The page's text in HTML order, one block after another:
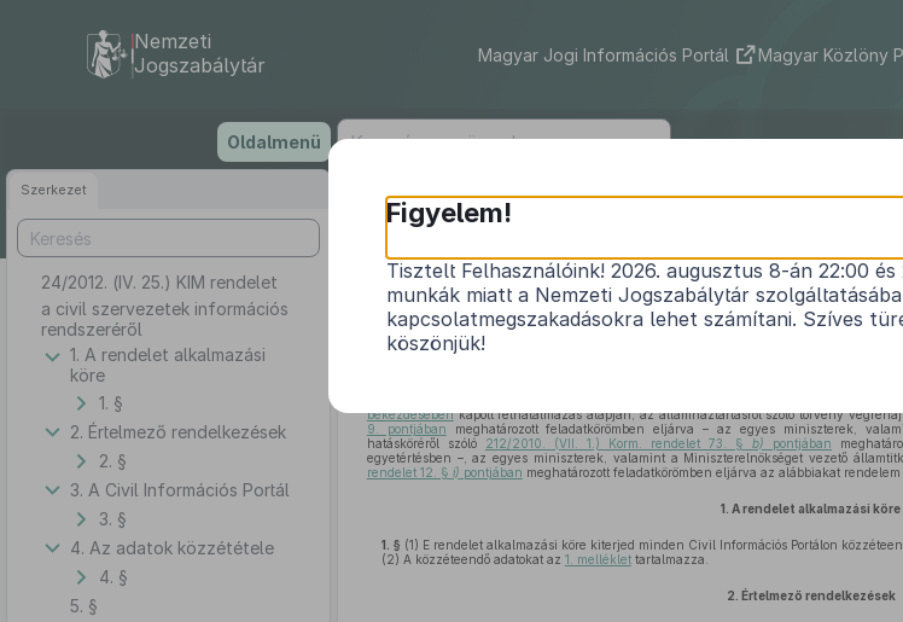
tartalomra
Nemzeti
Jogszabálytár
Magyar Jogi Információs Portál Magyar Közlöny
Oldalmenü
Szerkezet
24/2012. (IV. 25.) KIM rendelet
a civil szervezetek információs
rendszeréről
1. A rendelet alkalmazási
köre
1. §
2. Értelmező rendelkezések
2. §
3. A Civil Információs Portál
3. §
4. Az adatok közzététele
4. §
5. §
24/2012. (IV. 25.)
a civil szervezetek
Hatályos: 2018. 01. 01. –
bekezdésébenkapott felhatalmazás alapján, az államháztartásról szóló törvény
9. pontjában meghatározott feladatkörömben eljárva – az egyes miniszterek,
hatásköréről szóló 212/2010. (VII. 1.) Korm. rendelet 73. §b) pontjában
egyetértésben –, az egyes miniszterek, valamint a Miniszterelnökséget vezető
rendelet 12. § i) pontjában meghatározott feladatkörömben eljárva az alábbiakat rendelem
1. A rendelet alkalmazási köre
1. § (1) E rendelet alkalmazási köre kiterjed minden Civil Információs Portálon
(2) A közzéteendő adatokat az 1. melléklettartalmazza.
2. Értelmező rendelkezések
Figyelem!
Tisztelt Felhasználóink! 2026. augusztus 8-án 22:00
munkák miatt a Nemzeti Jogszabálytár
kapcsolatmegszakadásokra lehet számítani. Szíves
köszönjük!